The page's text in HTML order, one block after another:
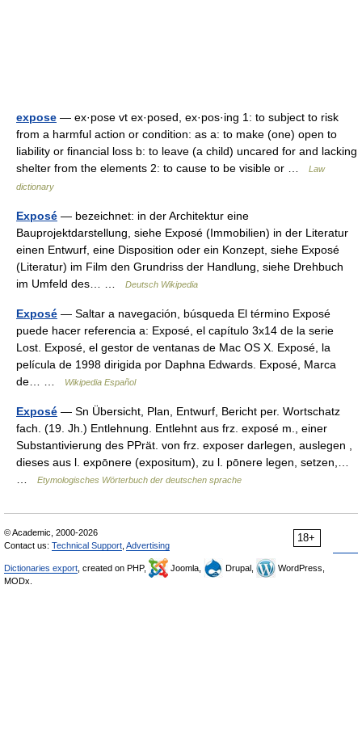
expose — ex·pose vt ex·posed, ex·pos·ing 1: to subject to risk
from a harmful action or condition: as a: to make (one) open to
liability or financial loss b: to leave (a child) uncared for and lacking
shelter from the elements 2: to cause to be visible or …
Law
dictionary
Exposé — bezeichnet: in der Architektur eine
Bauprojektdarstellung, siehe Exposé (Immobilien) in der Literatur
einen Entwurf, eine Disposition oder ein Konzept, siehe Exposé
(Literatur) im Film den Grundriss der Handlung, siehe Drehbuch
im Umfeld des… …
Deutsch Wikipedia
Exposé — Saltar a navegación, búsqueda El término Exposé
puede hacer referencia a: Exposé, el capítulo 3x14 de la serie
Lost. Exposé, el gestor de ventanas de Mac OS X. Exposé, la
película de 1998 dirigida por Daphna Edwards. Exposé, Marca
de… …
Wikipedia Español
Exposé — Sn Übersicht, Plan, Entwurf, Bericht per. Wortschatz
fach. (19. Jh.) Entlehnung. Entlehnt aus frz. exposé m., einer
Substantivierung des PPrät. von frz. exposer darlegen, auslegen ,
dieses aus l. expōnere (expositum), zu l. pōnere legen, setzen,…
Etymologisches Wörterbuch der deutschen sprache
18+
© Academic, 2000-2026
Contact us: Technical Support Advertising
Dictionaries export , created on PHP, Joomla, Drupal,
WordPress,
MODx.